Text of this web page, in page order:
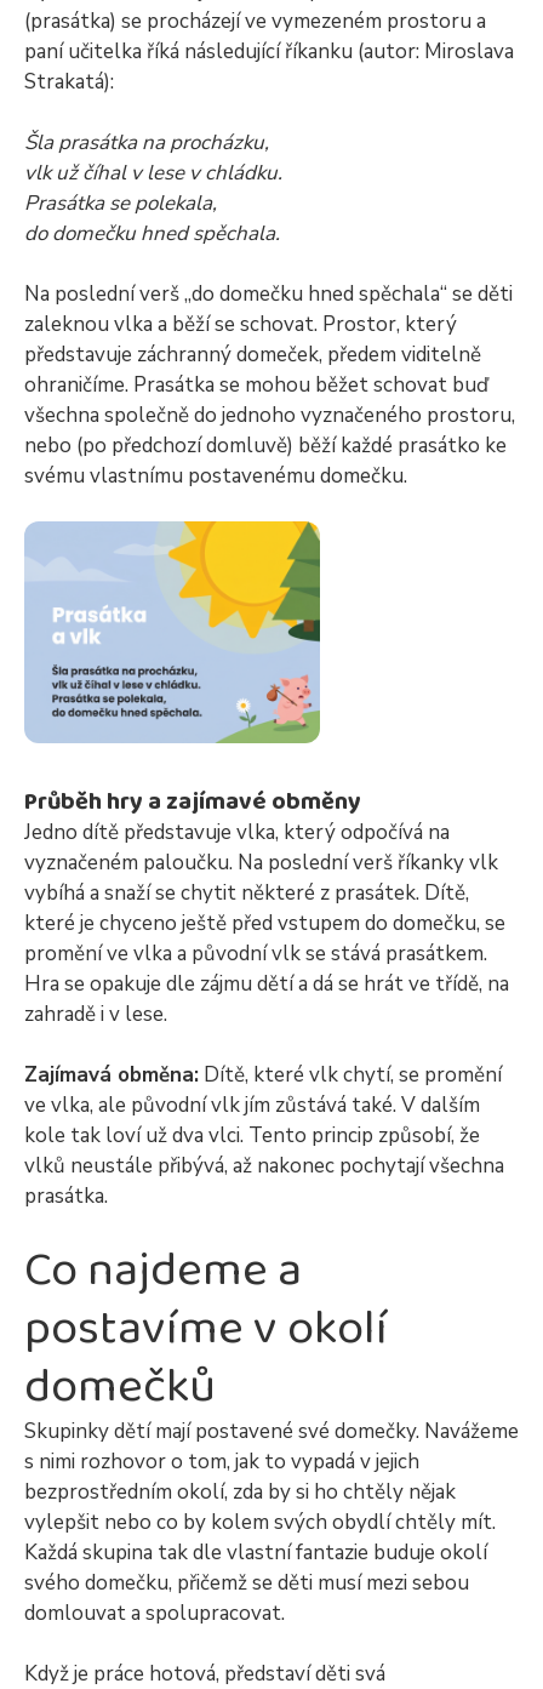
(prasátka) se procházejí ve vymezeném prostoru a
paní učitelka říká následující říkanku (autor: Miroslava
Strakatá):
Šla prasátka na procházku,
vlk už číhal v lese v chládku.
Prasátka se polekala,
do domečku hned spěchala.
Na poslední verš „do domečku hned spěchala“ se děti
zaleknou vlka a běží se schovat. Prostor, který
představuje záchranný domeček, předem viditelně
ohraničíme. Prasátka se mohou běžet schovat buď
všechna společně do jednoho vyznačeného prostoru,
nebo (po předchozí domluvě) běží každé prasátko ke
svému vlastnímu postavenému domečku.
Průběh hry a zajímavé obměny
Jedno dítě představuje vlka, který odpočívá na
vyznačeném paloučku. Na poslední verš říkanky vlk
vybíhá a snaží se chytit některé z prasátek. Dítě,
které je chyceno ještě před vstupem do domečku, se
promění ve vlka a původní vlk se stává prasátkem.
Hra se opakuje dle zájmu dětí a dá se hrát ve třídě, na
zahradě i v lese.
Zajímavá obměna: Dítě, které vlk chytí, se promění
ve vlka, ale původní vlk jím zůstává také. V dalším
kole tak loví už dva vlci. Tento princip způsobí, že
vlků neustále přibývá, až nakonec pochytají všechna
prasátka.
Co najdeme a
postavíme v okolí
domečků
Skupinky dětí mají postavené své domečky. Navážeme
s nimi rozhovor o tom, jak to vypadá v jejich
bezprostředním okolí, zda by si ho chtěly nějak
vylepšit nebo co by kolem svých obydlí chtěly mít.
Každá skupina tak dle vlastní fantazie buduje okolí
svého domečku, přičemž se děti musí mezi sebou
domlouvat a spolupracovat.
Když je práce hotová, představí děti svá